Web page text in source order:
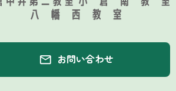
email お問い合わせ